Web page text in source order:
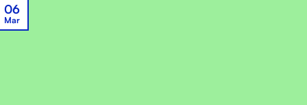
06
Mar